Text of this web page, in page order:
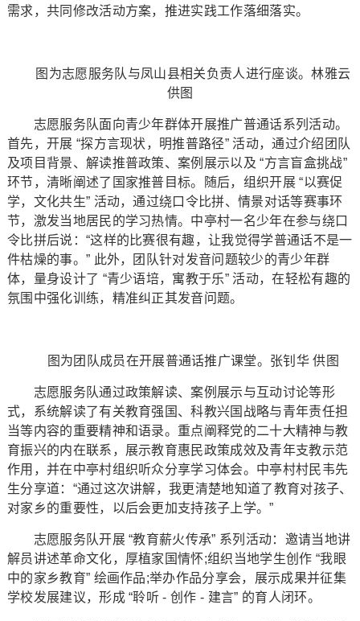
需求，共同修改活动方案，推进实践工作落细落实。
图为志愿服务队与凤山县相关负责人进行座谈。林雅云
供图
志愿服务队面向青少年群体开展推广普通话系列活动。
首先，开展 “探方言现状，明推普路径” 活动，通过介绍团队
及项目背景、解读推普政策、案例展示以及 “方言盲盒挑战”
环节，清晰阐述了国家推普目标。随后，组织开展 “以赛促
学，文化共生” 活动，通过绕口令比拼、情景对话等赛事环
节，激发当地居民的学习热情。中亭村一名少年在参与绕口
令比拼后说：“这样的比赛很有趣，让我觉得学普通话不是一
件枯燥的事。” 此外，团队针对发音问题较少的青少年群
体，量身设计了 “青少语培，寓教于乐” 活动，在轻松有趣的
氛围中强化训练，精准纠正其发音问题。
图为团队成员在开展普通话推广课堂。张钊华 供图
志愿服务队通过政策解读、案例展示与互动讨论等形
式，系统解读了有关教育强国、科教兴国战略与青年责任担
当等内容的重要精神和语录。重点阐释党的二十大精神与教
育振兴的内在联系，展示教育惠民政策成效及青年支教示范
作用，并在中亭村组织听众分享学习体会。中亭村村民韦先
生分享道：“通过这次讲解，我更清楚地知道了教育对孩子、
对家乡的重要性，以后会更加支持孩子上学。”
志愿服务队开展 “教育薪火传承” 系列活动：邀请当地讲
解员讲述革命文化，厚植家国情怀;组织当地学生创作 “我眼
中的家乡教育” 绘画作品;举办作品分享会，展示成果并征集
学校发展建议，形成 “聆听 - 创作 - 建言” 的育人闭环。